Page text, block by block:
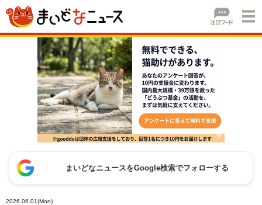
まいどなニュースをGoogle検索でフォローする
2026.06.01(Mon)